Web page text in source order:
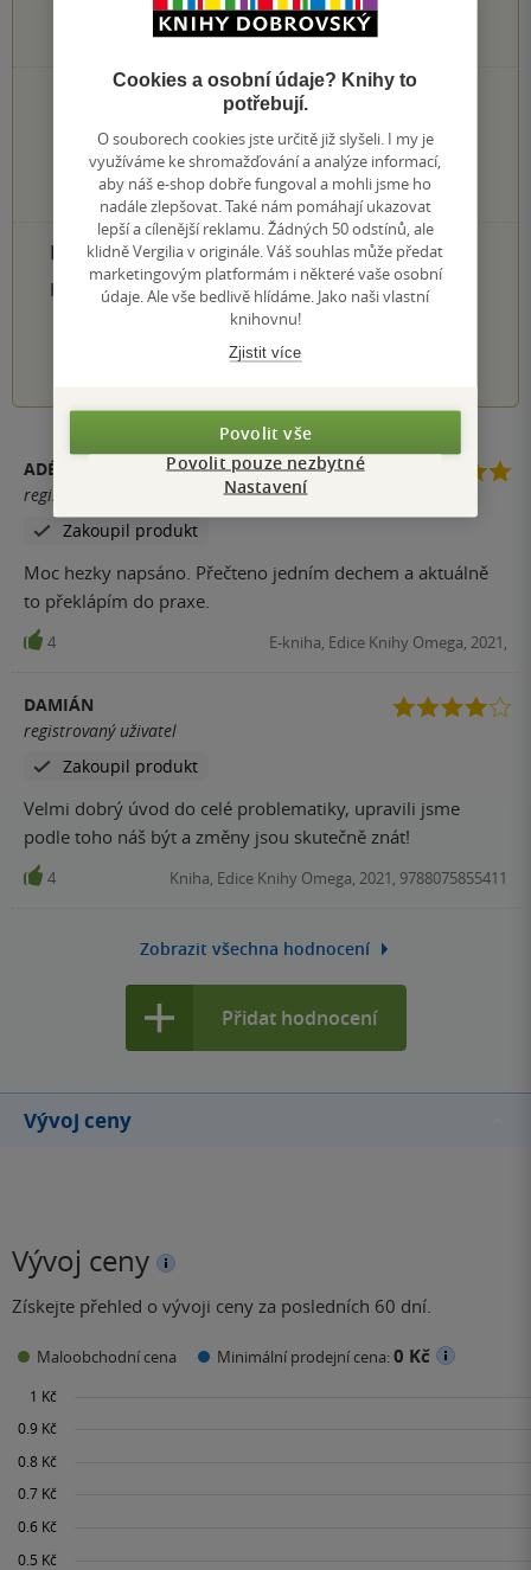
2hodnocení čtenářů
1×
5 hvězdiček
0×
3 hvězdičky
0×
2 hvězdičky
0×
1 hvezdička
PŘIDEJTE SVÉ HODNOCENÍ PRODUKTU
Hodnocení našich knihkupců: 0.0 z 5
3 4 5
ADÉLA ČEJKOVÁ
registrovaný uživatel
Zakoupil produkt
Moc hezky napsáno. Přečteno jedním dechem a aktuálně
to překlápím do praxe.
4 E-kniha, Edice Knihy Omega, 2021,
DAMIÁN
registrovaný uživatel
Zakoupil produkt
Velmi dobrý úvod do celé problematiky, upravili jsme
podle toho náš být a změny jsou skutečně znát!
4 Kniha, Edice Knihy Omega, 2021, 9788075855411
Zobrazit všechna hodnocení
Přidat hodnocení
Vývoj ceny
Vývoj ceny
Získejte přehled o vývoji ceny za posledních 60 dní.
Maloobchodní cena Minimální prodejní cena:0 Kč
Cookies a osobní údaje? Knihy to
potřebují.
O souborech cookies jste určitě již slyšeli. I my je
využíváme ke shromažďování a analýze informací,
aby náš e-shop dobře fungoval a mohli jsme ho
nadále zlepšovat. Také nám pomáhají ukazovat
lepší a cílenější reklamu. Žádných 50 odstínů, ale
klidně Vergilia v originále. Váš souhlas může předat
marketingovým platformám i některé vaše osobní
údaje. Ale vše bedlivě hlídáme. Jako naši vlastní
knihovnu!
Zjistit více
Povolit vše
Povolit pouze nezbytné
Nastavení